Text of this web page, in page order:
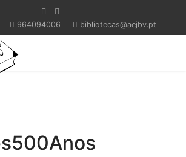
964094006 bibliotecas@aejbv.pt